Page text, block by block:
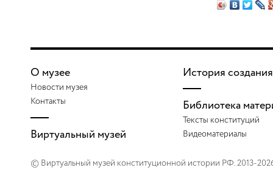
О музее
Новости музея
Контакты
Виртуальный музей
История создания
Библиотека
Тексты конституций
Видеоматериалы
© Виртуальный музей конституционной истории РФ. 2013-